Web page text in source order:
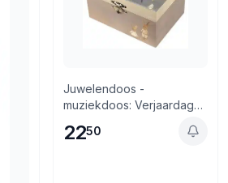
Juwelendoos -
muziekdoos: Verjaardag
2250